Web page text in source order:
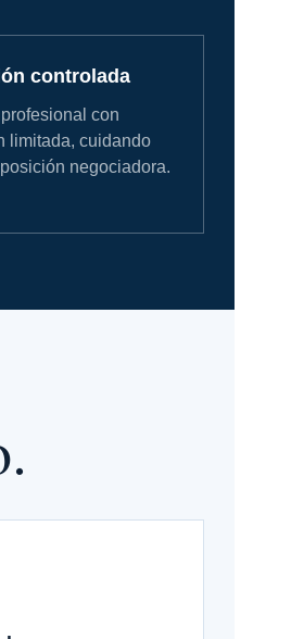
controlada
con
limitada, cuidando
negociadora.